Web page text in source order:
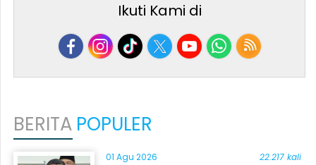
Ikuti Kami di
BERITA POPULER
01 Agu 2026 22.217 kali